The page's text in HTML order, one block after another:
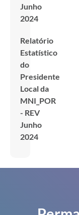
Junho
2024
Relatório
Estatístico
do
Presidente
Local da
MNI_POR
- REV
Junho
2024